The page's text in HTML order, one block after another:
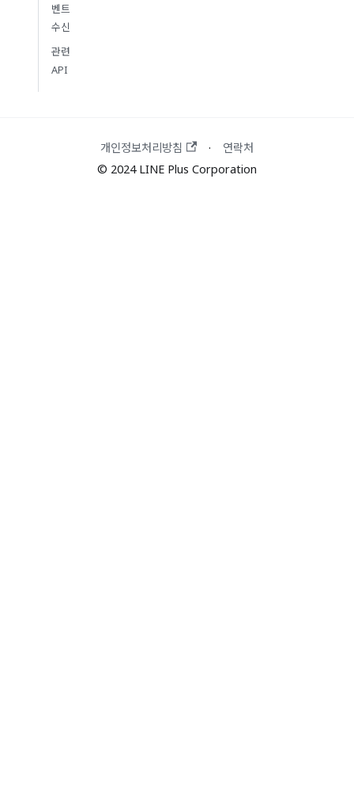
벤트
수신
관련
API
개인정보처리방침 ·
연락처
© 2024 LINE Plus Corporation